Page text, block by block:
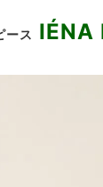
ース IÉNA